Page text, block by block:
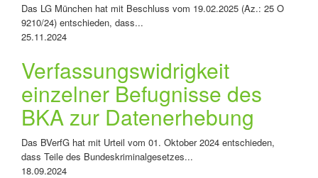
Das LG München hat mit Beschluss vom 19.02.2025 (Az.: 25 O
9210/24) entschieden, dass...
25.11.2024
Verfassungswidrigkeit
einzelner Befugnisse des
BKA zur Datenerhebung
Das BVerfG hat mit Urteil vom 01. Oktober 2024 entschieden,
dass Teile des Bundeskriminalgesetzes...
18.09.2024